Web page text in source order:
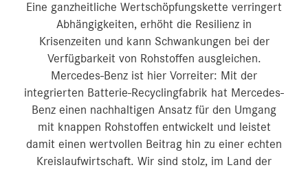
Eine ganzheitliche Wertschöpfungskette verringert
Abhängigkeiten, erhöht die Resilienz in
Krisenzeiten und kann Schwankungen bei der
Verfügbarkeit von Rohstoffen ausgleichen.
Mercedes-Benz ist hier Vorreiter: Mit der
integrierten Batterie-Recyclingfabrik hat Mercedes-
Benz einen nachhaltigen Ansatz für den Umgang
mit knappen Rohstoffen entwickelt und leistet
damit einen wertvollen Beitrag hin zu einer echten
Kreislaufwirtschaft. Wir sind stolz, im Land der